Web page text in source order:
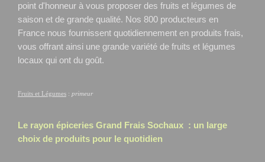
point d'honneur à vous proposer des fruits et légumes de
saison et de grande qualité. Nos 800 producteurs en
France nous fournissent quotidiennement en produits frais,
vous offrant ainsi une grande variété de fruits et légumes
locaux qui ont du goût.
Fruits et Légumes : primeur
Le rayon épiceries Grand Frais Sochaux : un large
choix de produits pour le quotidien